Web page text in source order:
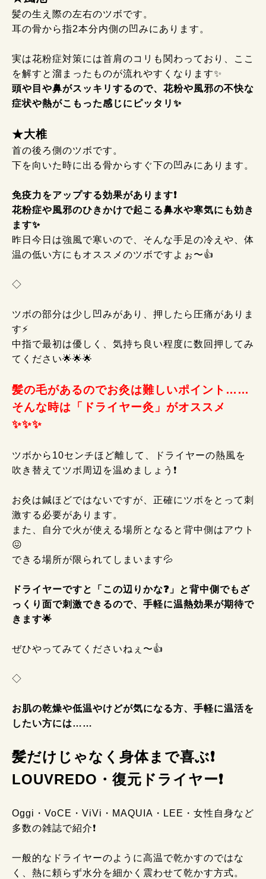
髪の生え際の左右のツボです。
耳の骨から指2本分内側の凹みにあります。
実は花粉症対策には首肩のコリも関わっており、ここ
を解すと溜まったものが流れやすくなります✨
頭や目や鼻がスッキリするので、花粉や風邪の不快な
症状や熱がこもった感じにピッタリ✨
★大椎
首の後ろ側のツボです。
下を向いた時に出る骨からすぐ下の凹みにあります。
免疫力をアップする効果があります❗
花粉症や風邪のひきかけで起こる鼻水や寒気にも効き
ます✨
昨日今日は強風で寒いので、そんな手足の冷えや、体
温の低い方にもオススメのツボですよぉ〜👍
◇
ツボの部分は少し凹みがあり、押したら圧痛がありま
す⚡
中指で最初は優しく、気持ち良い程度に数回押してみ
てください🌟🌟🌟
髪の毛があるのでお灸は難しいポイント……
そんな時は「ドライヤー灸」がオススメ
✨✨✨
ツボから10センチほど離して、ドライヤーの熱風を
吹き替えてツボ周辺を温めましょう❗
お灸は鍼ほどではないですが、正確にツボをとって刺
激する必要があります。
また、自分で火が使える場所となると背中側はアウト
😖
できる場所が限られてしまいます💦
ドライヤーですと「この辺りかな❓」と背中側でもざ
っくり面で刺激できるので、手軽に温熱効果が期待で
きます🌟
ぜひやってみてくださいねぇ〜👍
◇
お肌の乾燥や低温やけどが気になる方、手軽に温活を
したい方には……
髪だけじゃなく身体まで喜ぶ❗
LOUVREDO・復元ドライヤー❗
Oggi・VoCE・ViVi・MAQUIA・LEE・女性自身など
多数の雑誌で紹介❗
一般的なドライヤーのように高温で乾かすのではな
く、熱に頼らず水分を細かく震わせて乾かす方式。